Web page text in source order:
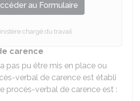
au Formulaire
chargé du travail
carence
pas pu être mis en place ou
verbal de carence est établi
procès-verbal de carence est :